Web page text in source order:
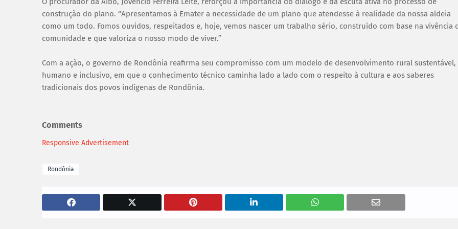
construção do plano. “Apresentamos à Emater a necessidade de um plano que atendesse à realidade da nossa aldeia
como um todo. Fomos ouvidos, respeitados e, hoje, vemos nascer um trabalho sério, construído com base na vivência
comunidade e que valoriza o nosso modo de viver.”
Com a ação, o governo de Rondônia reafirma seu compromisso com um modelo de desenvolvimento rural sustentável,
humano e inclusivo, em que o conhecimento técnico caminha lado a lado com o respeito à cultura e aos saberes
tradicionais dos povos indígenas de Rondônia.
Comments
Responsive Advertisement
Rondônia